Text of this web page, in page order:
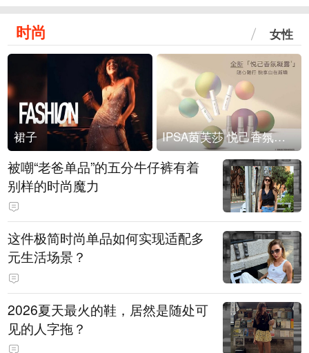
时尚 女性
裙子 IPSA茵芙莎 悦己香氛凝露上市
被嘲“老爸单品”的五分牛仔裤有着
别样的时尚魔力
这件极简时尚单品如何实现适配多
元生活场景？
2026夏天最火的鞋，居然是随处可
见的人字拖？